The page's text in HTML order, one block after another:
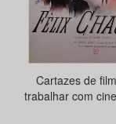
Cartazes de
trabalhar com